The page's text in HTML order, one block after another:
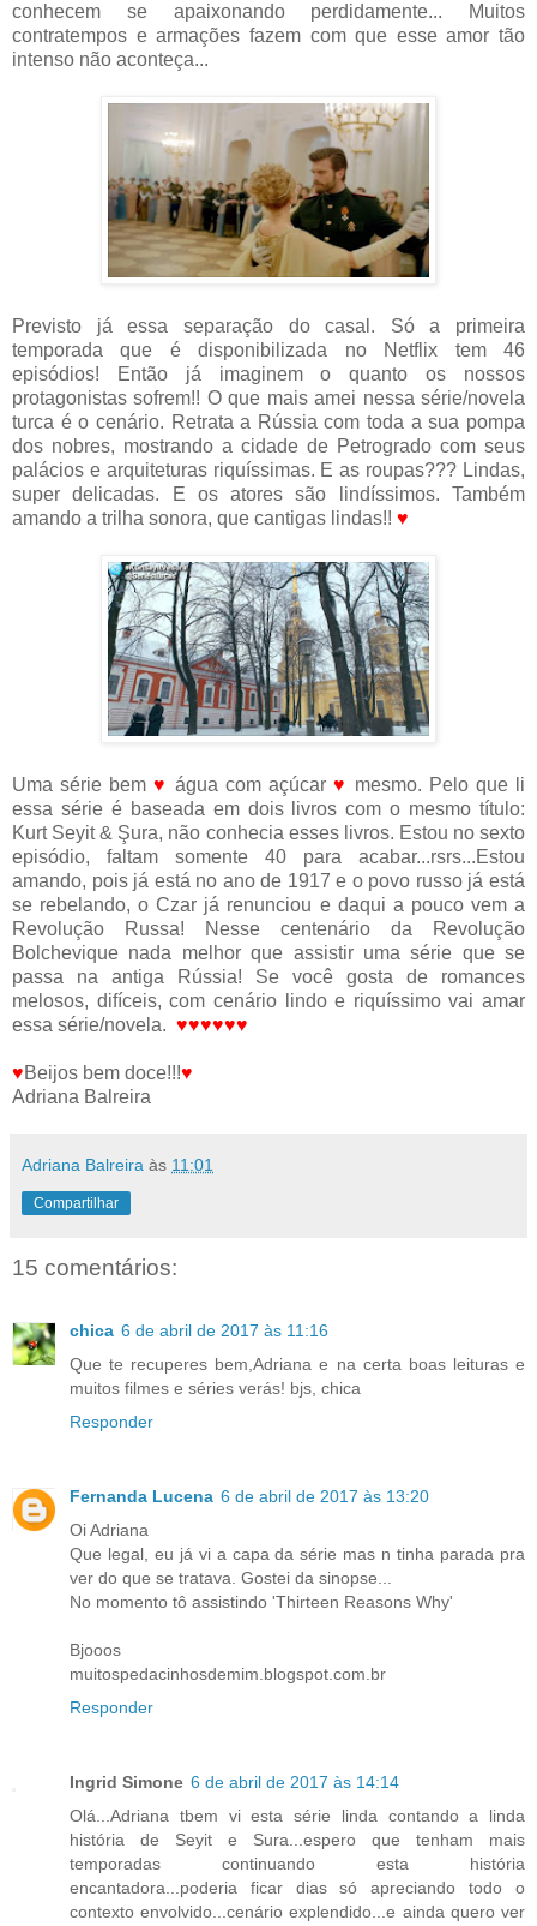
conhecem se apaixonando perdidamente... Muitos
contratempos e armações fazem com que esse amor tão
intenso não aconteça...
Previsto já essa separação do casal. Só a primeira
temporada que é disponibilizada no Netflix tem 46
episódios! Então já imaginem o quanto os nossos
protagonistas sofrem!! O que mais amei nessa série/novela
turca é o cenário. Retrata a Rússia com toda a sua pompa
dos nobres, mostrando a cidade de Petrogrado com seus
palácios e arquiteturas riquíssimas. E as roupas??? Lindas,
super delicadas. E os atores são lindíssimos. Também
amando a trilha sonora, que cantigas lindas!! ♥
Uma série bem ♥ água com açúcar ♥ mesmo. Pelo que li
essa série é baseada em dois livros com o mesmo título:
Kurt Seyit & Şura, não conhecia esses livros. Estou no sexto
episódio, faltam somente 40 para acabar...rsrs...Estou
amando, pois já está no ano de 1917 e o povo russo já está
se rebelando, o Czar já renunciou e daqui a pouco vem a
Revolução Russa! Nesse centenário da Revolução
Bolchevique nada melhor que assistir uma série que se
passa na antiga Rússia! Se você gosta de romances
melosos, difíceis, com cenário lindo e riquíssimo vai amar
essa série/novela. ♥♥♥♥♥♥
♥Beijos bem doce!!!♥
Adriana Balreira
Adriana Balreira às 11:01
Compartilhar
15 comentários:
chica 6 de abril de 2017 às 11:16
Que te recuperes bem,Adriana e na certa boas leituras e
muitos filmes e séries verás! bjs, chica
Responder
Fernanda Lucena 6 de abril de 2017 às 13:20
Oi Adriana
Que legal, eu já vi a capa da série mas n tinha parada pra
ver do que se tratava. Gostei da sinopse...
No momento tô assistindo 'Thirteen Reasons Why'
Bjooos
muitospedacinhosdemim.blogspot.com.br
Responder
Ingrid Simone 6 de abril de 2017 às 14:14
Olá...Adriana tbem vi esta série linda contando a linda
história de Seyit e Sura...espero que tenham mais
temporadas continuando esta história
encantadora...poderia ficar dias só apreciando todo o
contexto envolvido...cenário explendido...e ainda quero ver